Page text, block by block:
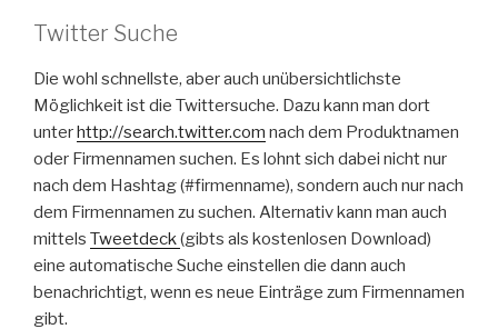
Twitter Suche
Die wohl schnellste, aber auch unübersichtlichste
Möglichkeit ist die Twittersuche. Dazu kann man dort
unter http://search.twitter.com nach dem Produktnamen
oder Firmennamen suchen. Es lohnt sich dabei nicht nur
nach dem Hashtag (#firmenname), sondern auch nur nach
dem Firmennamen zu suchen. Alternativ kann man auch
mittels Tweetdeck(gibts als kostenlosen Download)
eine automatische Suche einstellen die dann auch
benachrichtigt, wenn es neue Einträge zum Firmennamen
gibt.